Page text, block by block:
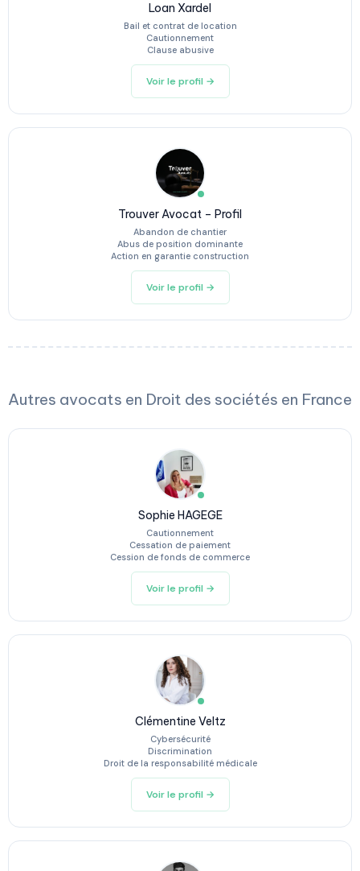
Loan Xardel
Bail et contrat de location
Cautionnement
Clause abusive
Voir le profil →
Trouver Avocat – Profil
Abandon de chantier
Abus de position dominante
Action en garantie construction
Voir le profil →
Autres avocats en Droit des sociétés en France
Sophie HAGEGE
Cautionnement
Cessation de paiement
Cession de fonds de commerce
Voir le profil →
Clémentine Veltz
Cybersécurité
Discrimination
Droit de la responsabilité médicale
Voir le profil →